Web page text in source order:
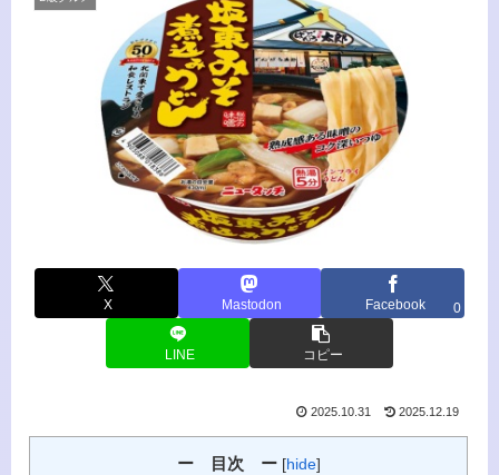
X Mastodon Facebook 0
LINE コピー
2025.10.31 2025.12.19
ー 目次 ー [hide]